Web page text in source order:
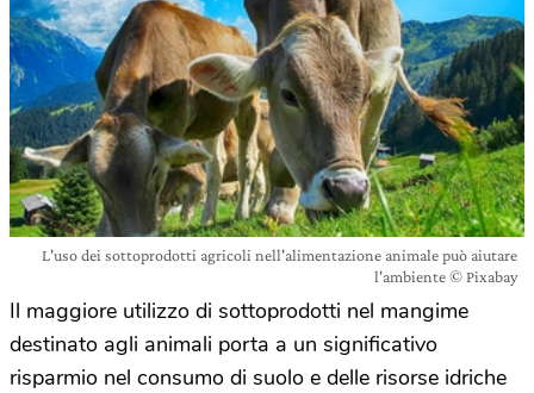
L'uso dei sottoprodotti agricoli nell'alimentazione animale può aiutare
l'ambiente © Pixabay
Il maggiore utilizzo di sottoprodotti nel mangime
destinato agli animali porta a un significativo
risparmio nel consumo di suolo e delle risorse idriche